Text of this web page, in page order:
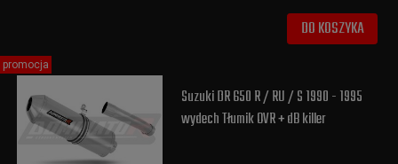
DO KOSZYKA
Suzuki DR 650 R / RU / S 1990 - 1995
wydech Tłumik OVR + dB killer
promocja